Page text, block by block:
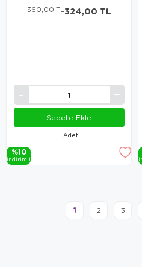
Adet
324,00 TL
360,00 TL
Sepete Ekle
%10
i̇ndi̇ri̇mli̇
1 2 3